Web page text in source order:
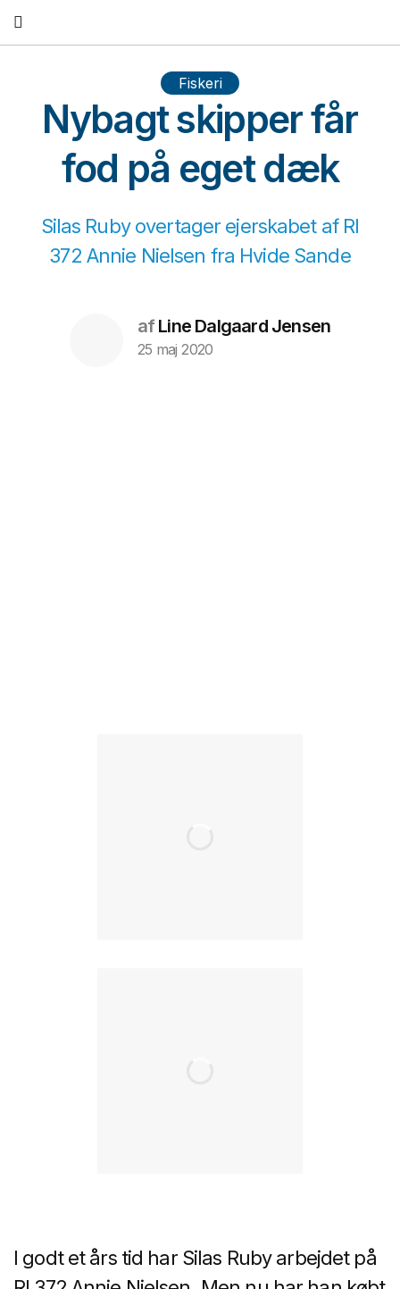
Fiskeri
Nybagt skipper får
fod på eget dæk
Silas Ruby overtager ejerskabet af RI
372 Annie Nielsen fra Hvide Sande
afLine Dalgaard Jensen
25 maj 2020
I godt et års tid har Silas Ruby arbejdet på